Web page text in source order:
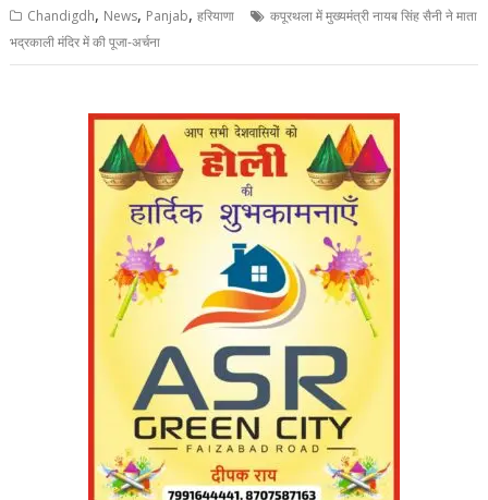
Chandigdh, News, Panjab,हरियाणा
कपूरथला में मुख्यमंत्री नायब सिंह सैनी ने माता
भद्रकाली मंदिर में की पूजा-अर्चना